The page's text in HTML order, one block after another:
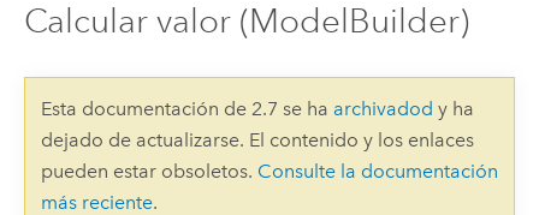
Calcular valor (ModelBuilder)
Esta documentación de 2.7 se ha archivadod y ha
dejado de actualizarse. El contenido y los enlaces
pueden estar obsoletos. Consulte la documentación
más reciente.